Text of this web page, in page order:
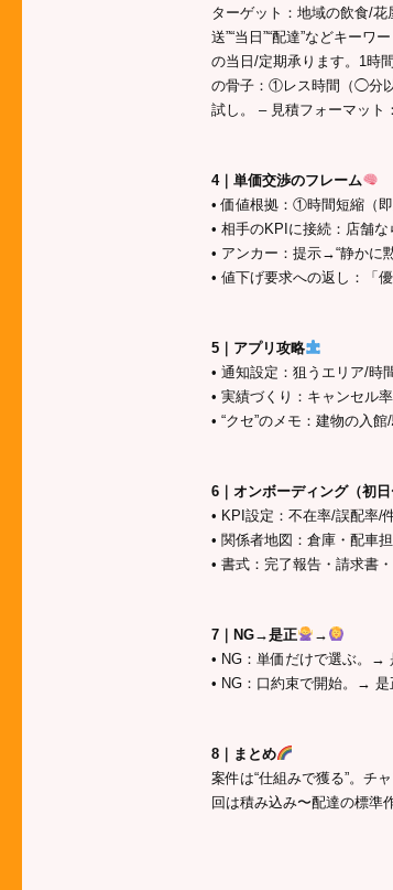
ターゲット：地域の飲食/
送”“当日”“配達”などキー
の当日/定期承ります。1時
の骨子：①レス時間（◯分
試し。 – 見積フォーマット
4｜単価交渉のフレーム
• 価値根拠：①時間短縮（
• 相手のKPIに接続：店舗
• アンカー：提示→“静かに
• 値下げ要求への返し：「
5｜アプリ攻略
• 通知設定：狙うエリア/時
• 実績づくり：キャンセル
• “クセ”のメモ：建物の入
6｜オンボーディング（初日
• KPI設定：不在率/誤配率/
• 関係者地図：倉庫・配車
• 書式：完了報告・請求書
7｜NG→是正
→
• NG：単価だけで選ぶ。→
• NG：口約束で開始。→ 是
8｜まとめ
案件は“仕組みで獲る”。チ
回は積み込み〜配達の標準